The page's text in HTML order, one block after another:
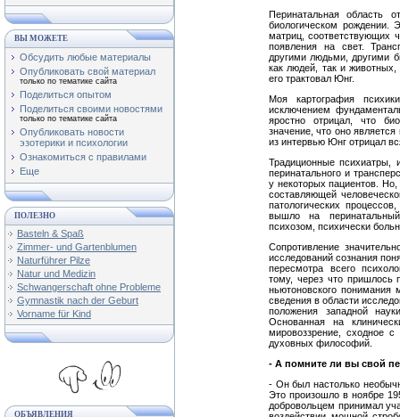
ВЫ МОЖЕТЕ
Обсудить любые материалы
Опубликовать свой материал
только по тематике сайта
Поделиться опытом
Поделиться своими новостями
только по тематике сайта
Опубликовать новости
эзотерики и психологии
Ознакомиться с правилами
Еще
ПОЛЕЗНО
Basteln & Spaß
Zimmer- und Gartenblumen
Naturführer Pilze
Natur und Medizin
Schwangerschaft ohne Probleme
Gymnastik nach der Geburt
Vorname für Kind
ОБЪЯВЛЕНИЯ
Перинатальная область
биологическом рождении.
матриц, соответствующих
появления на свет.
другими людьми, другими
как людей, так и животных,
его трактовал Юнг.
Моя картография
исключением
яростно отрицал, что
значение, что оно
из интервью Юнг отрицал
Традиционные
перинатального и
у некоторых пациентов.
составляющей
патологических
вышло на
психозом, психически
Сопротивление
исследований сознания
пересмотра всего
тому, через что пришлось
ньютоновского понимания
сведения в области
положения западной
Основанная на
мировоззрение, сходное
духовных философий.
- А помните ли вы свой
- Он был настолько
Это произошло в ноябре
добровольцем принимал